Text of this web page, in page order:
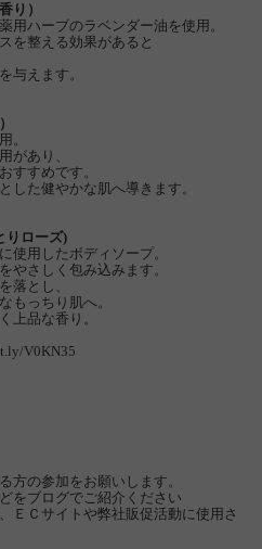
り）
用ハーブのラベンダー油を使用。
を整える効果があると
与えます。
。
があり、
すすめです。
した健やかな肌へ導きます。
りローズ)
使用したボディソープ。
やさしく包み込みます。
落とし、
もっちり肌へ。
上品な香り。
V0KN35
方の参加をお願いします。
をブログでご紹介ください
ＥＣサイトや弊社販促活動に使用さ